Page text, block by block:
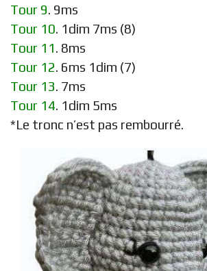
Tour 9. 9ms
Tour 10. 1dim 7ms (8)
Tour 11. 8ms
Tour 12. 6ms 1dim (7)
Tour 13. 7ms
Tour 14. 1dim 5ms
*Le tronc n’est pas rembourré.